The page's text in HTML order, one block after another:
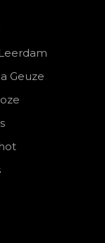
Geuze